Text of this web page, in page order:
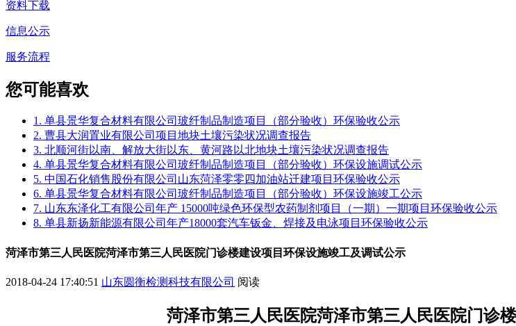
资料下载
信息公示
服务流程
您可能喜欢
1. 单县景华复合材料有限公司玻纤制品制造项目（部分验收）环保验收公示
2. 曹县大润置业有限公司项目地块土壤污染状况调查报告
3. 北顺河街以南、解放大街以东、黄河路以北地块土壤污染状况调查报告
4. 单县景华复合材料有限公司玻纤制品制造项目（部分验收）环保设施调试公示
5. 中国石化销售股份有限公司山东菏泽零零四加油站迁建项目环保验收公示
6. 单县景华复合材料有限公司玻纤制品制造项目（部分验收）环保设施竣工公示
7. 山东东泽化工有限公司年产 15000吨绿色环保型农药制剂项目（一期）一期项目环保验收公示
8. 单县新扬新能源有限公司年产18000套汽车钣金、焊接及电泳项目环保验收公示
菏泽市第三人民医院菏泽市第三人民医院门诊楼建设项目环保设施竣工及调试公示
2018-04-24 17:40:51 山东圆衡检测科技有限公司 阅读
菏泽市第三人民医院菏泽市第三人民医院门诊